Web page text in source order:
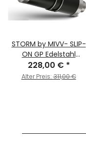
STORM by MIVV- SLIP-
ON GP Edelstahl
Schwarz für HONDA
INTEGRA 750 Bj. 2016 >
228,00 € *
Alter Preis:311,00 €